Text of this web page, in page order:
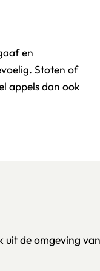
en
Stoten of
appels dan ook
uit de omgeving